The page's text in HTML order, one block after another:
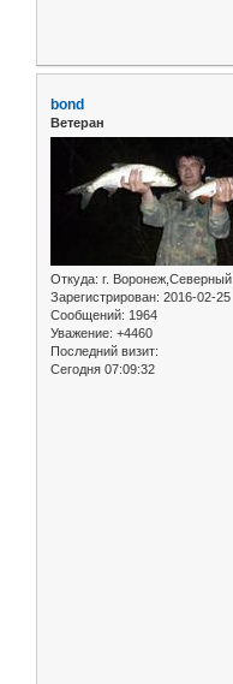
bond
Ветеран
Откуда: г. Воронеж,Северный
Зарегистрирован: 2016-02-25
Сообщений: 1964
Уважение: +4460
Последний визит:
Сегодня 07:09:32